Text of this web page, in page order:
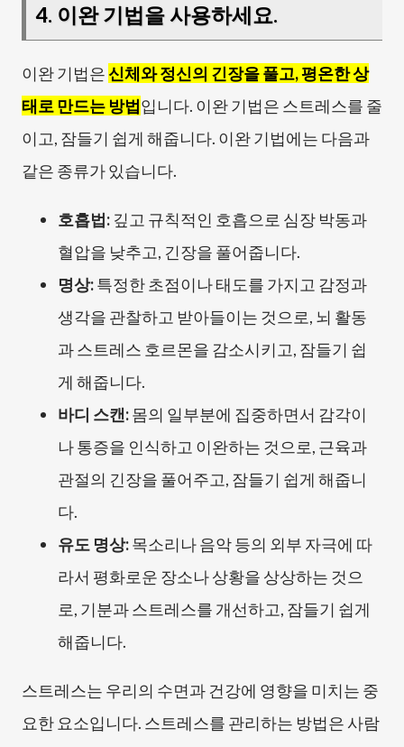
4. 이완 기법을 사용하세요.
이완 기법은 신체와 정신의 긴장을 풀고, 평온한 상
태로 만드는 방법입니다. 이완 기법은 스트레스를 줄
이고, 잠들기 쉽게 해줍니다. 이완 기법에는 다음과
같은 종류가 있습니다.
호흡법: 깊고 규칙적인 호흡으로 심장 박동과
혈압을 낮추고, 긴장을 풀어줍니다.
명상:특정한 초점이나 태도를 가지고 감정과
생각을 관찰하고 받아들이는 것으로, 뇌 활동
과 스트레스 호르몬을 감소시키고, 잠들기 쉽
게 해줍니다.
바디 스캔:몸의 일부분에 집중하면서 감각이
나 통증을 인식하고 이완하는 것으로, 근육과
관절의 긴장을 풀어주고, 잠들기 쉽게 해줍니
다.
유도 명상:목소리나 음악 등의 외부 자극에 따
라서 평화로운 장소나 상황을 상상하는 것으
로, 기분과 스트레스를 개선하고, 잠들기 쉽게
해줍니다.
스트레스는 우리의 수면과 건강에 영향을 미치는 중
요한 요소입니다. 스트레스를 관리하는 방법은 사람